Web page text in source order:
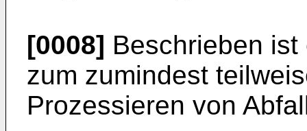
[0008] Beschrieben
zum zumindest
Prozessieren von